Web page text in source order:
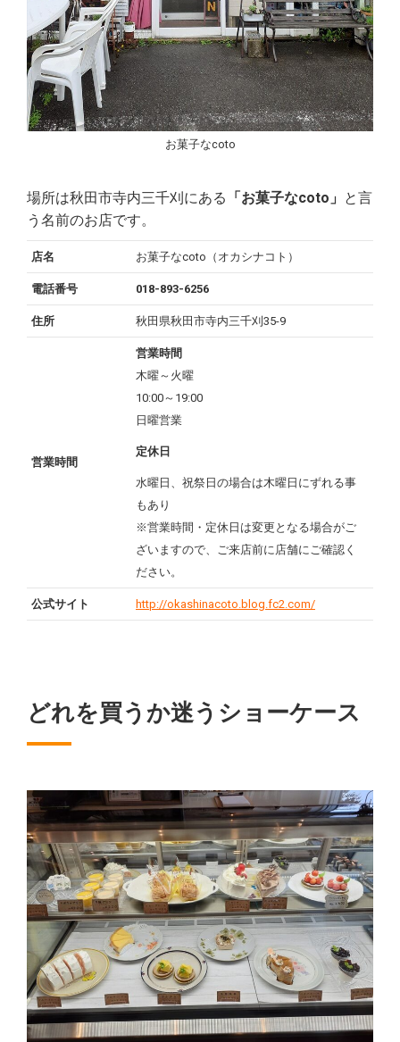
お菓子なcoto
場所は秋田市寺内三千刈にある 「お菓子なcoto」 と言
う名前のお店です。
店名 お菓子なcoto（オカシナコト）
電話番号 018-893-6256
住所 秋田県秋田市寺内三千刈35-9
営業時間
営業時間
木曜～火曜
10:00～19:00
日曜営業
定休日
水曜日、祝祭日の場合は木曜日にずれる事
もあり
※営業時間・定休日は変更となる場合がご
ざいますので、ご来店前に店舗にご確認く
ださい。
公式サイト http://okashinacoto.blog.fc2.com/
どれを買うか迷うショーケース